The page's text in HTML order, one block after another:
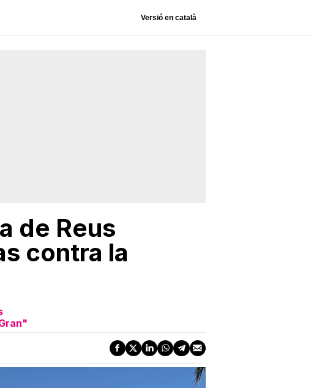
Versió en català
de Reus
contra la